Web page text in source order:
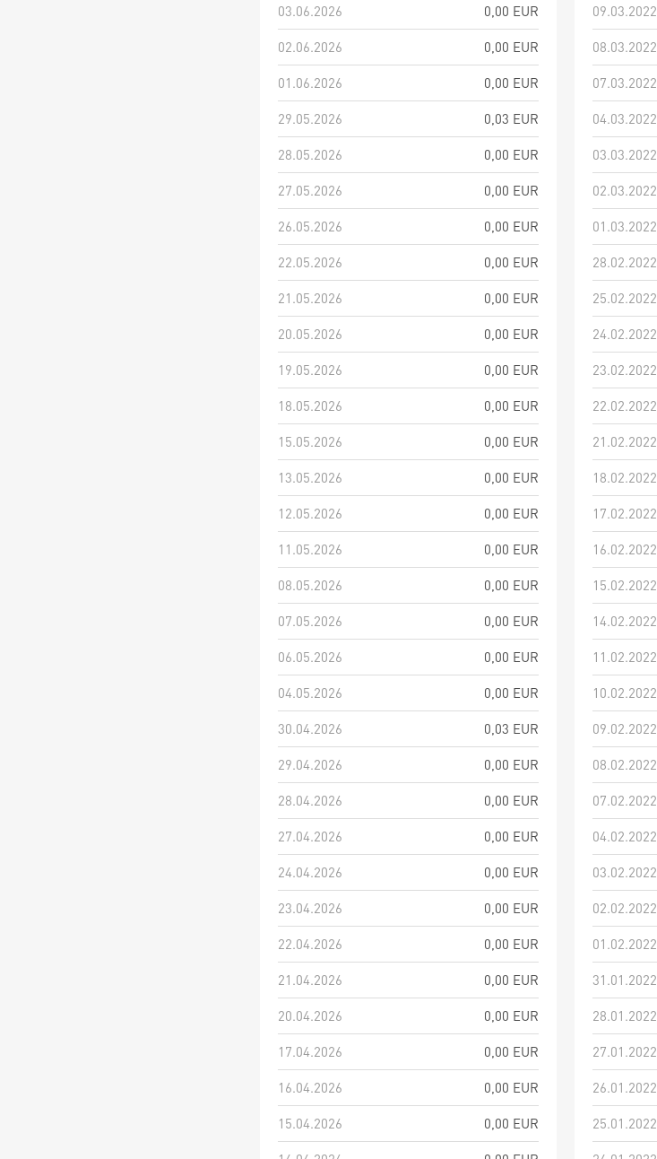
03.06.2026
0,00 EUR
02.06.2026
0,00 EUR
01.06.2026
0,00 EUR
29.05.2026
0,03 EUR
28.05.2026
0,00 EUR
27.05.2026
0,00 EUR
26.05.2026
0,00 EUR
22.05.2026
0,00 EUR
21.05.2026
0,00 EUR
20.05.2026
0,00 EUR
19.05.2026
0,00 EUR
18.05.2026
0,00 EUR
15.05.2026
0,00 EUR
13.05.2026
0,00 EUR
12.05.2026
0,00 EUR
11.05.2026
0,00 EUR
08.05.2026
0,00 EUR
07.05.2026
0,00 EUR
06.05.2026
0,00 EUR
04.05.2026
0,00 EUR
30.04.2026
0,03 EUR
29.04.2026
0,00 EUR
28.04.2026
0,00 EUR
27.04.2026
0,00 EUR
24.04.2026
0,00 EUR
23.04.2026
0,00 EUR
22.04.2026
0,00 EUR
21.04.2026
0,00 EUR
20.04.2026
0,00 EUR
17.04.2026
0,00 EUR
16.04.2026
0,00 EUR
15.04.2026
0,00 EUR
09.03.2022
08.03.2022
07.03.2022
04.03.2022
03.03.2022
02.03.2022
01.03.2022
28.02.2022
25.02.2022
24.02.2022
23.02.2022
22.02.2022
21.02.2022
18.02.2022
17.02.2022
16.02.2022
15.02.2022
14.02.2022
11.02.2022
10.02.2022
09.02.2022
08.02.2022
07.02.2022
04.02.2022
03.02.2022
02.02.2022
01.02.2022
31.01.2022
28.01.2022
27.01.2022
26.01.2022
25.01.2022